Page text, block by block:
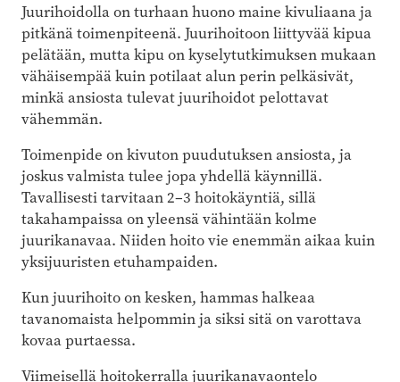
Juurihoidolla on turhaan huono maine kivuliaana ja
pitkänä toimenpiteenä. Juurihoitoon liittyvää kipua
pelätään, mutta kipu on kyselytutkimuksen mukaan
vähäisempää kuin potilaat alun perin pelkäsivät,
minkä ansiosta tulevat juurihoidot pelottavat
vähemmän.
Toimenpide on kivuton puudutuksen ansiosta, ja
joskus valmista tulee jopa yhdellä käynnillä.
Tavallisesti tarvitaan 2–3 hoitokäyntiä, sillä
takahampaissa on yleensä vähintään kolme
juurikanavaa. Niiden hoito vie enemmän aikaa kuin
yksijuuristen etuhampaiden.
Kun juurihoito on kesken, hammas halkeaa
tavanomaista helpommin ja siksi sitä on varottava
kovaa purtaessa.
Viimeisellä hoitokerralla juurikanavaontelo